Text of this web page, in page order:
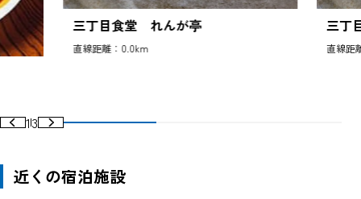
三丁目食堂 れんが亭
直線距離：0.0km
三丁
直線距
13
近くの宿泊施設